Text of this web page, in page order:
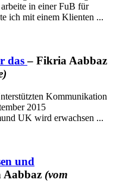
in einer FuB für
ich mit einem Klienten ...
das– Fikria Aabbaz
Kommunikation
2015
UK wird erwachsen ...
und
(vom